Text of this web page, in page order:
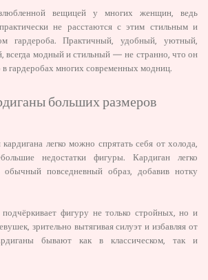
вещицей у многих женщин, ведь
не расстаются с этим стильным и
гардероба. Практичный, удобный, уютный,
всегда модный и стильный — не странно, что он
в гардеробах многих современных модниц.
больших размеров
легко можно спрятать себя от холода,
недостатки фигуры. Кардиган легко
повседневный образ, добавив нотку
подчёркивает фигуру не только стройных, но и
зрительно вытягивая силуэт и избавляя от
бывают как в классическом, так и